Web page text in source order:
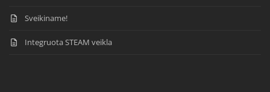
Sveikiname!
Integruota STEAM veikla